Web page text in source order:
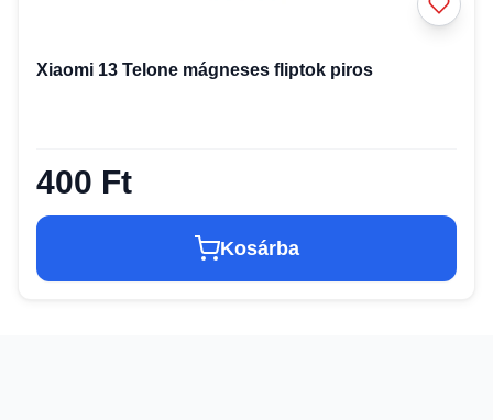
Xiaomi 13 Telone mágneses fliptok piros
400 Ft
Kosárba